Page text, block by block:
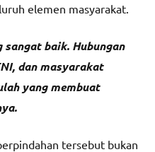
elemen masyarakat.
baik. Hubungan
dan masyarakat
yang membuat
tersebut bukan